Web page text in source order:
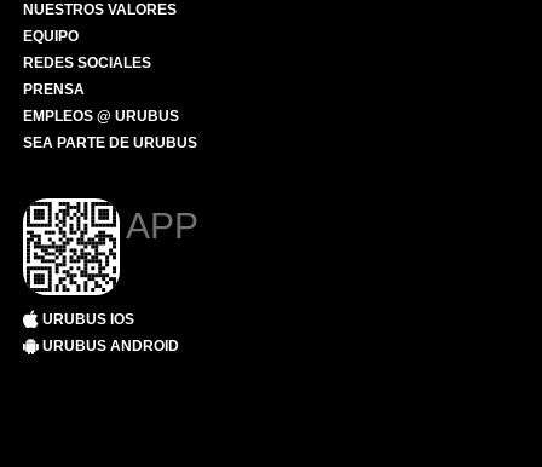
NUESTROS VALORES
EQUIPO
REDES SOCIALES
PRENSA
EMPLEOS @ URUBUS
SEA PARTE DE URUBUS
APP
URUBUS IOS
URUBUS ANDROID